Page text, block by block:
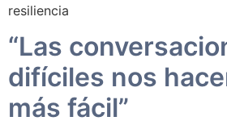
resiliencia
“Las
difíciles nos
más fácil”